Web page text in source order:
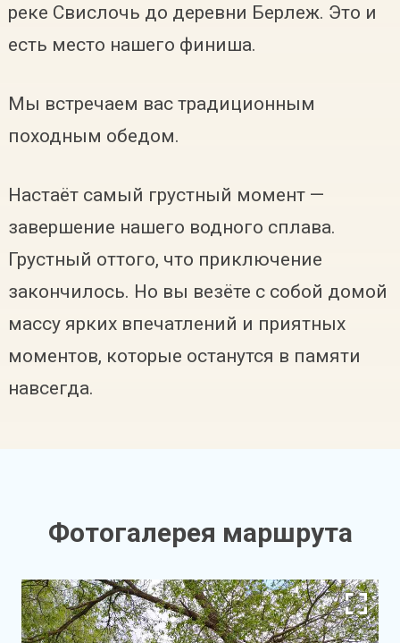
реке Свислочь до деревни Берлеж. Это и
есть место нашего финиша.
Мы встречаем вас традиционным
походным обедом.
Настаёт самый грустный момент —
завершение нашего водного сплава.
Грустный оттого, что приключение
закончилось. Но вы везёте с собой домой
массу ярких впечатлений и приятных
моментов, которые останутся в памяти
навсегда.
Фотогалерея маршрута